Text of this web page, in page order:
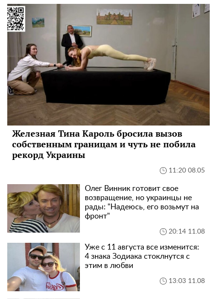
Железная Тина Кароль бросила вызов
собственным границам и чуть не побила
рекорд Украины
11:20 08.05
Олег Винник готовит свое
возвращение, но украинцы не
рады: "Надеюсь, его возьмут на
фронт"
20:14 11.08
Уже с 11 августа все изменится:
4 знака Зодиака стоклнутся с
этим в любви
13:03 11.08